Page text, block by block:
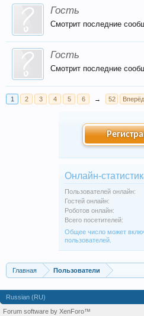
Гость
Смотрит последние
Гость
Смотрит последние
1 2 3 4 5 6 → 52
Онлайн-
Пользователей онлайн:
Гостей онлайн:
Роботов онлайн:
Всего посетителей:
Общее число может
пользователей.
Главная Пользователи
Russian (RU)
Forum software by XenForo™